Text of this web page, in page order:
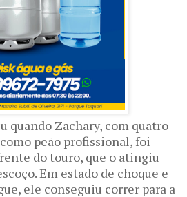
quando Zachary, com quatro
peão profissional, foi
do touro, que o atingiu
Em estado de choque e
ele conseguiu correr para a